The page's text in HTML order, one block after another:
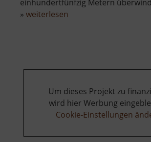
einhundertfünfzig Metern
» weiterlesen
Um dieses Projekt zu
wird hier Werbung
Cookie-Einstellungen